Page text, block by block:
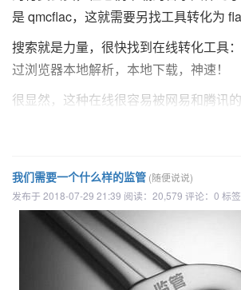
Wipe all WiFi settings from
是 qmcflac，这就需要另找工具转化为
搜索就是力量，很快找到在线转化工具：
过浏览器本地解析，本地下载，神速！
很显然，这种在线很容易被网易和腾讯
告。真是搞不懂站方这是啥操作，可
1、网易云音乐
地址：https://github.com/GameBelial/
提供了各终端的二进制文件下载，可
我们需要一个什么样的监管 (随便说说)
发布于 2018-07-29 21:39 阅读：20,579 评论：0 标签